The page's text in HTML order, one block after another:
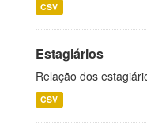
CSV
Estagiários
Relação dos
CSV